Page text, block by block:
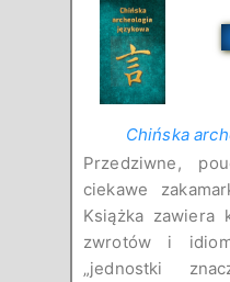
Chińska
Przedziwne,
ciekawe
Książka zawiera
zwrotów i
„jednostki